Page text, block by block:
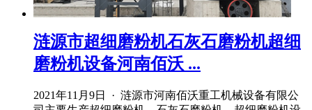
涟源市超细磨粉机石灰石磨粉机超细
磨粉机设备河南佰沃 ...
2021年11月9日 · 涟源市河南佰沃重工机械设备有限公